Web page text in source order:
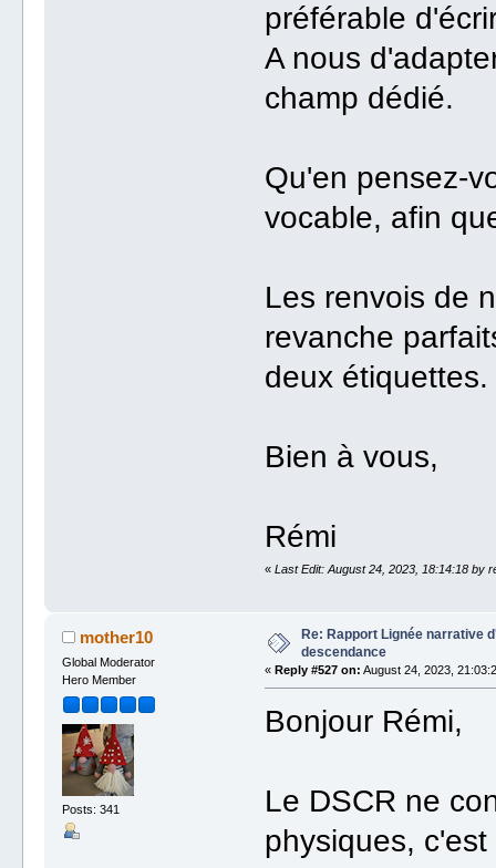
préférable
A nous
champ dédié.
Qu'en pensez-
vocable, afin
Les renvois de
revanche
deux étiquettes.
Bien à vous,
Rémi
«Last Edit: August 24, 2023, 18:14:18 by
mother10
Global Moderator
Hero Member
Posts: 341
Re: Rapport Lignée narrative
descendance
« Reply #527 on: August 24, 2023,
Bonjour Rémi,
Le DSCR ne
physiques,